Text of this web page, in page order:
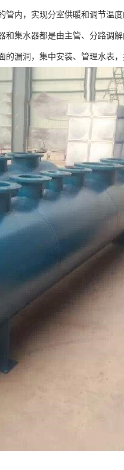
内，实现分室供暖和调节温
集水器都是由主管、分路调
漏洞，集中安装、管理水表，